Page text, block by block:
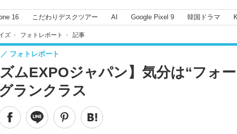
16 こだわりデスクツアー AI Google Pixel 9 韓国ドラマ
ズ › フォトレポート › 記事
ズムEXPOジャパン】気分は“フォ
ランクラス
フォトレポート